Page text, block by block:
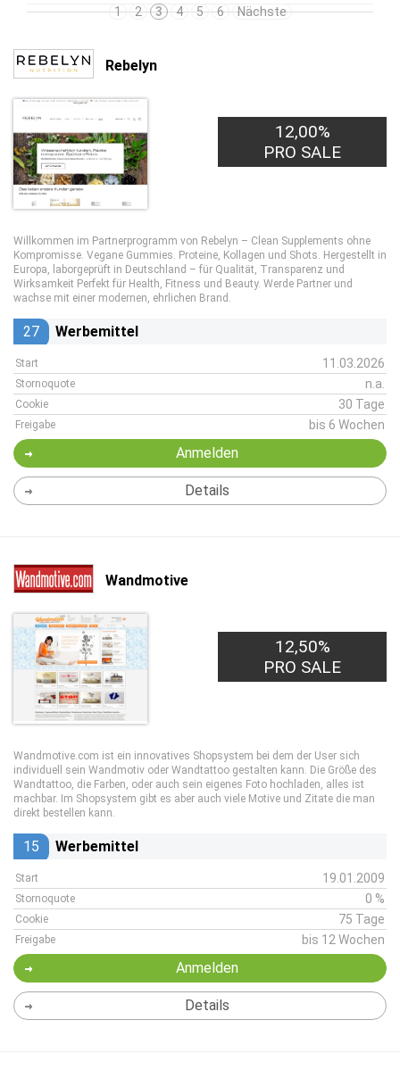
1
2 3 4 5 6 Nächste
Rebelyn
12,00%
PRO SALE
Willkommen im Partnerprogramm von Rebelyn – Clean Supplements ohne
Kompromisse. Vegane Gummies. Proteine, Kollagen und Shots. Hergestellt in
Europa, laborgeprüft in Deutschland – für Qualität, Transparenz und
Wirksamkeit Perfekt für Health, Fitness und Beauty. Werde Partner und
wachse mit einer modernen, ehrlichen Brand.
27 Werbemittel
Start 11.03.2026
Stornoquote n.a.
Cookie 30 Tage
Freigabe bis 6 Wochen
Anmelden
Details
Wandmotive
12,50%
PRO SALE
Wandmotive.com ist ein innovatives Shopsystem bei dem der User sich
individuell sein Wandmotiv oder Wandtattoo gestalten kann. Die Größe des
Wandtattoo, die Farben, oder auch sein eigenes Foto hochladen, alles ist
machbar. Im Shopsystem gibt es aber auch viele Motive und Zitate die man
direkt bestellen kann.
15 Werbemittel
Start 19.01.2009
Stornoquote 0 %
Cookie 75 Tage
Freigabe bis 12 Wochen
Anmelden
Details